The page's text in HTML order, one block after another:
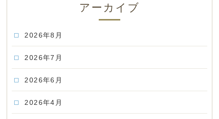
アーカイブ
2026年8月
2026年7月
2026年6月
2026年4月